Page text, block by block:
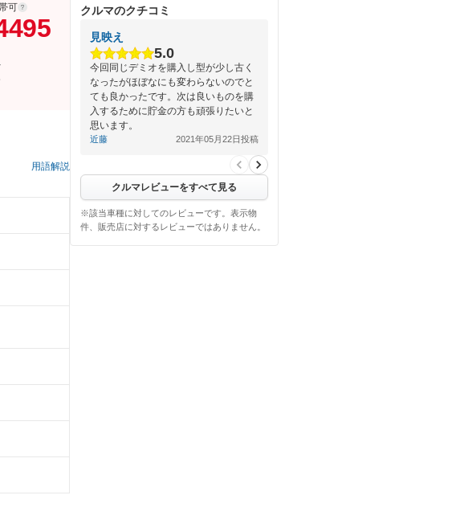
可
用語解説
クルマのクチコミ
見映え
5.0
今回同じデミオを購入し型が少し古く
なったがほぼなにも変わらないのでと
ても良かったです。次は良いものを購
入するために貯金の方も頑張りたいと
思います。
近藤 2021年05月22日投稿
クルマレビューをすべて見る
※該当車種に対してのレビューです。表示物
件、販売店に対するレビューではありません。